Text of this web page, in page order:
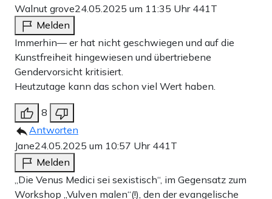
Walnut grove24.05.2025 um 11:35 Uhr 441T
Melden
Immerhin— er hat nicht geschwiegen und auf die
Kunstfreiheit hingewiesen und übertriebene
Gendervorsicht kritisiert.
Heutzutage kann das schon viel Wert haben.
8
Antworten
Jane24.05.2025 um 10:57 Uhr 441T
Melden
„Die Venus Medici sei sexistisch“, im Gegensatz zum
Workshop „Vulven malen“(!), den der evangelische